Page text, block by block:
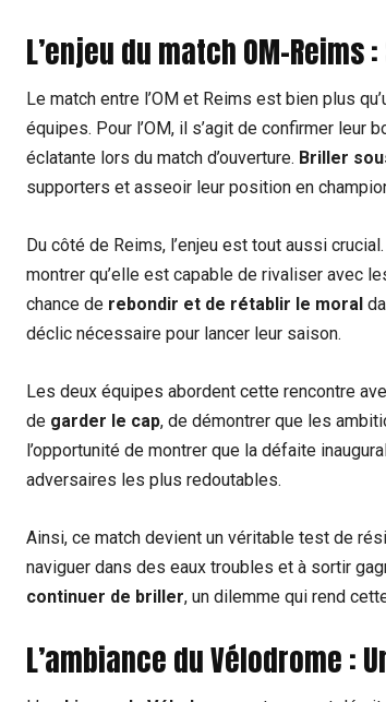
L’enjeu du match OM-
Le match entre l’OM et Reims est bien plus
équipes. Pour l’OM, il s’agit de confirmer leur
éclatante lors du match d’ouverture. Briller
supporters et asseoir leur position en
Du côté de Reims, l’enjeu est tout aussi
montrer qu’elle est capable de rivaliser avec
chance de rebondir et de rétablir le moral
déclic nécessaire pour lancer leur saison.
Les deux équipes abordent cette rencontre
de garder le cap, de démontrer que les
l’opportunité de montrer que la défaite
adversaires les plus redoutables.
Ainsi, ce match devient un véritable test de
naviguer dans des eaux troubles et à sortir
continuer de briller, un dilemme qui rend
L’ambiance du Vélodrome :